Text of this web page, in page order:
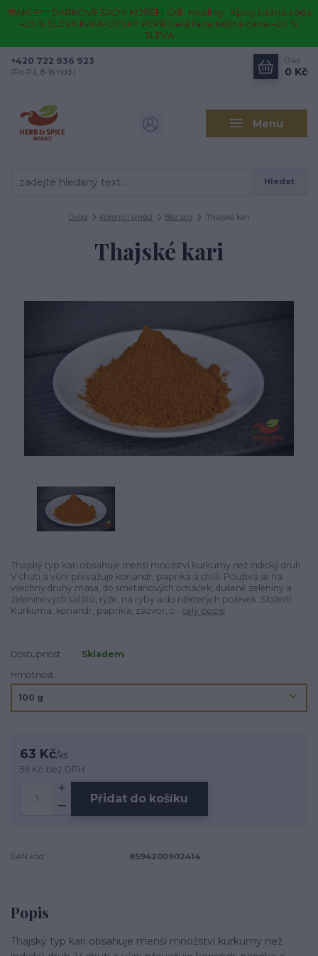
!!!!AKCE!!!! DÁRKOVÉ SADY KOŘENÍ Gril · Healthy · Spicy běžná cena
–25 % SLEVA KAMPOTSKÝ PEPŘ Celá řada běžná cena –20 %
SLEVA
Menu
Hledat
+420 722 936 923
(Po-Pá, 8-16 hod.)
0 ks
0 Kč
Úvod Kořenící směsi Bez soli Thajské kari
Thajské kari
Thajský typ kari obsahuje menší množství kurkumy než indický druh.
V chuti a vůni převažuje koriandr, paprika a chilli. Používá se na
všechny druhy masa, do smetanových omáček, dušené zeleniny a
zeleninových salátů, rýže, na ryby a do některých polévek. Složení:
Kurkuma, koriandr, paprika, zázvor, c... celý popis
Dostupnost
Skladem
Hmotnost
63 Kč/ks
56 Kč bez DPH
Přidat do košíku
EAN kód: 8594200902414
Popis
Thajský typ kari obsahuje menší množství kurkumy než